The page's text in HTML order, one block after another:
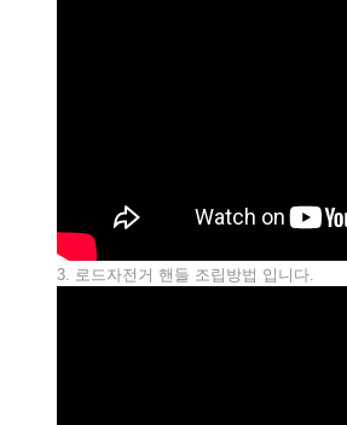
3. 로드자전거 핸들 조립방법 입니다.